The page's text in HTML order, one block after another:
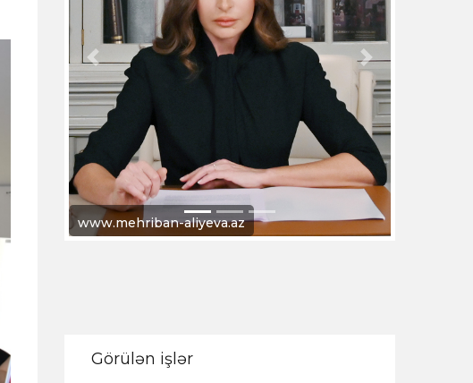
www.president.az
Previous Next
Görülən işlər